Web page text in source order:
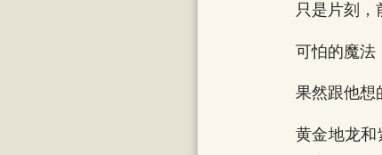
只是片刻，
可怕的魔法
果然跟他想
黄金地龙和